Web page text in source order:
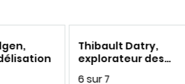
Thibault Datry,
explorateur des
6 sur 7